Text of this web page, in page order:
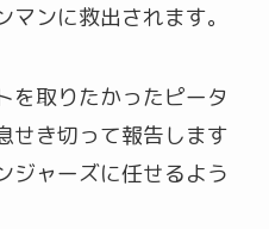
ンに救出されます。
を取りたかったピータ
せき切って報告します
ジャーズに任せるよう